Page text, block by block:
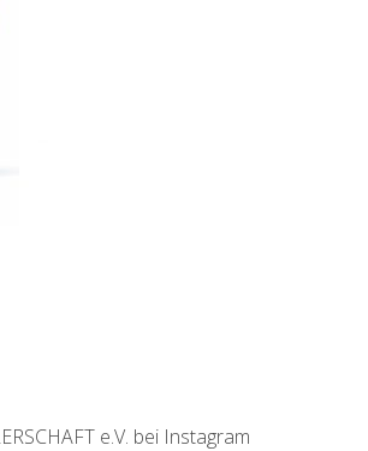
e.V. bei Instagram